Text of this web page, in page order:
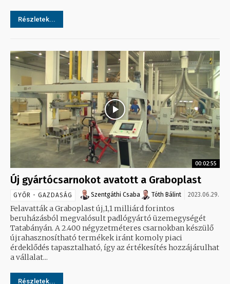
Részletek...
00:02:55
Új gyártócsarnokot avatott a Graboplast
GYŐR - GAZDASÁG Szentgáthi Csaba Tóth Bálint 2023.06.29.
Felavatták a Graboplast új,1,1 milliárd forintos
beruházásból megvalósult padlógyártó üzemegységét
Tatabányán. A 2.400 négyzetméteres csarnokban készülő
újrahasznosítható termékek iránt komoly piaci
érdeklődés tapasztalható, így az értékesítés hozzájárulhat
a vállalat...
Részletek...